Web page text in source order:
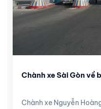
Chành xe Sài Gòn về
Chành xe Nguyễn